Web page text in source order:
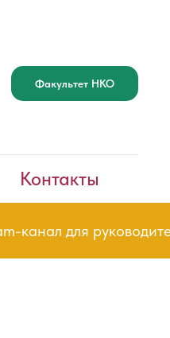
Факультет НКО
Контакты
для